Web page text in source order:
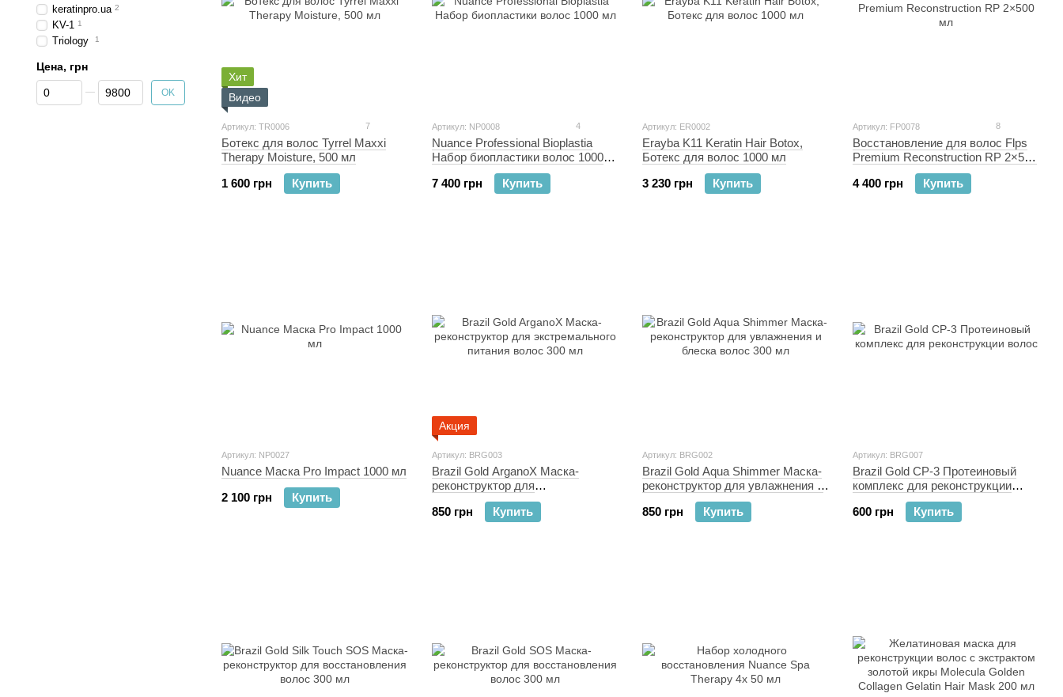
Хит
Видео
Артикул: TR0006 7
Ботекс для волос Tyrrel Maxxi
Therapy Moisture, 500 мл
1 600 грн
Купить
Артикул: NP0008 4
Nuance Professional Bioplastia
Набор биопластики волос 1000
7 400 грн
Купить
Артикул: ER0002
Erayba K11 Keratin Hair Botox,
Ботекс для волос 1000 мл
3 230 грн
Купить
Артикул: FP0078 8
Восстановление для волос Flps
Premium Reconstruction RP 2×500
4 400 грн
Купить
Артикул: NP0027
Nuance Маска Pro Impact 1000 мл
2 100 грн
Купить
Акция
Артикул: BRG003
Brazil Gold ArganoX Маска-
реконструктор для
экстремального питания волос
300 мл
850 грн Купить
Артикул: BRG002
Brazil Gold Aqua Shimmer Маска-
реконструктор для увлажнения и
блеска волос 300 мл
850 грн
Купить
Артикул: BRG007
Brazil Gold CP-3 Протеиновый
комплекс для реконструкции
600 грн
Купить
keratinpro.ua 2
KV-1 1
Triology 1
Цена, грн
От Цена, грн
До Цена, грн OK